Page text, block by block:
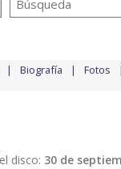
Biografía Fotos
disco: 30 de